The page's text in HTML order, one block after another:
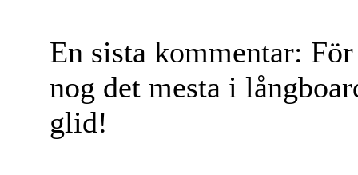
En sista kommentar:
nog det mesta i
glid!